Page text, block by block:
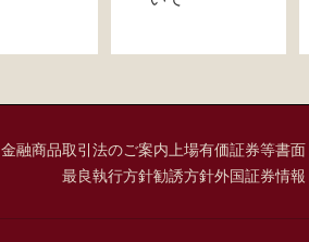
金融商品取引法のご案内 上場有価証券等書
最良執行方針勧誘方針外国証券情